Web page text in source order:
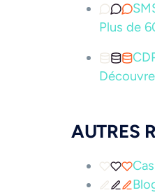
Plus de
AUTRES